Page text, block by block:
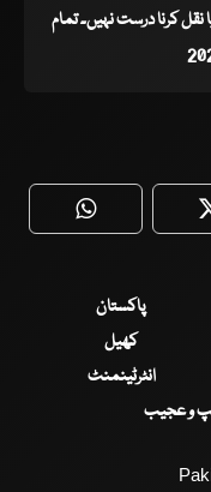
کرنا درست نہیں۔ تمام
WhatsApp
پاکستان
کھیل
انٹرٹینمنٹ
و عجیب